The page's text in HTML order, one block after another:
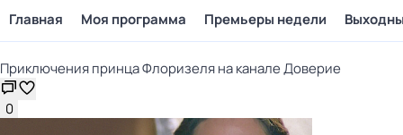
Главная Моя программа Премьеры недели
Приключения принца Флоризеля на канале Доверие
0